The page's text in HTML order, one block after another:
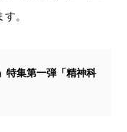
。
特集第一弾「精神科